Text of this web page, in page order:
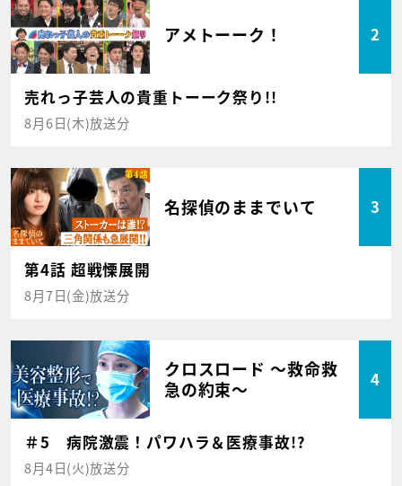
アメトーーク！ 2
売れっ子芸人の貴重トーーク祭り!!
8月6日(木)放送分
名探偵のままでいて 3
第4話 超戦慄展開
8月7日(金)放送分
クロスロード ～救命救
急の約束～
4
＃5 病院激震！パワハラ＆医療事故!?
8月4日(火)放送分